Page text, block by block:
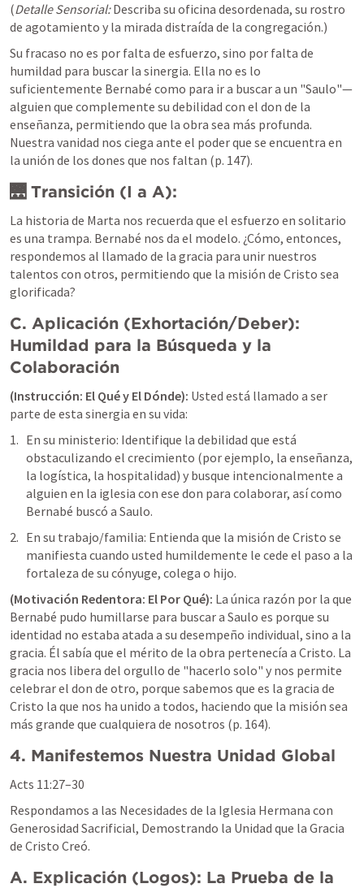
(Detalle Sensorial: Describa su oficina desordenada, su rostro
de agotamiento y la mirada distraída de la congregación.)
Su fracaso no es por falta de esfuerzo, sino por falta de
humildad para buscar la sinergia. Ella no es lo
suficientemente Bernabé como para ir a buscar a un "Saulo"—
alguien que complemente su debilidad con el don de la
enseñanza, permitiendo que la obra sea más profunda.
Nuestra vanidad nos ciega ante el poder que se encuentra en
la unión de los dones que nos faltan (p. 147).
🌉 Transición (I a A):
La historia de Marta nos recuerda que el esfuerzo en solitario
es una trampa. Bernabé nos da el modelo. ¿Cómo, entonces,
respondemos al llamado de la gracia para unir nuestros
talentos con otros, permitiendo que la misión de Cristo sea
glorificada?
C. Aplicación (Exhortación/Deber):
Humildad para la Búsqueda y la
Colaboración
(Instrucción: El Qué y El Dónde): Usted está llamado a ser
parte de esta sinergia en su vida:
En su ministerio: Identifique la debilidad que está
obstaculizando el crecimiento (por ejemplo, la enseñanza,
la logística, la hospitalidad) y busque intencionalmente a
alguien en la iglesia con ese don para colaborar, así como
Bernabé buscó a Saulo.
En su trabajo/familia: Entienda que la misión de Cristo se
manifiesta cuando usted humildemente le cede el paso a la
fortaleza de su cónyuge, colega o hijo.
(Motivación Redentora: El Por Qué): La única razón por la que
Bernabé pudo humillarse para buscar a Saulo es porque su
identidad no estaba atada a su desempeño individual, sino a la
gracia. Él sabía que el mérito de la obra pertenecía a Cristo. La
gracia nos libera del orgullo de "hacerlo solo" y nos permite
celebrar el don de otro, porque sabemos que es la gracia de
Cristo la que nos ha unido a todos, haciendo que la misión sea
más grande que cualquiera de nosotros (p. 164).
4. Manifestemos Nuestra Unidad Global
Acts 11:27–30
Respondamos a las Necesidades de la Iglesia Hermana con
Generosidad Sacrificial, Demostrando la Unidad que la Gracia
de Cristo Creó.
A. Explicación (Logos): La Prueba de la